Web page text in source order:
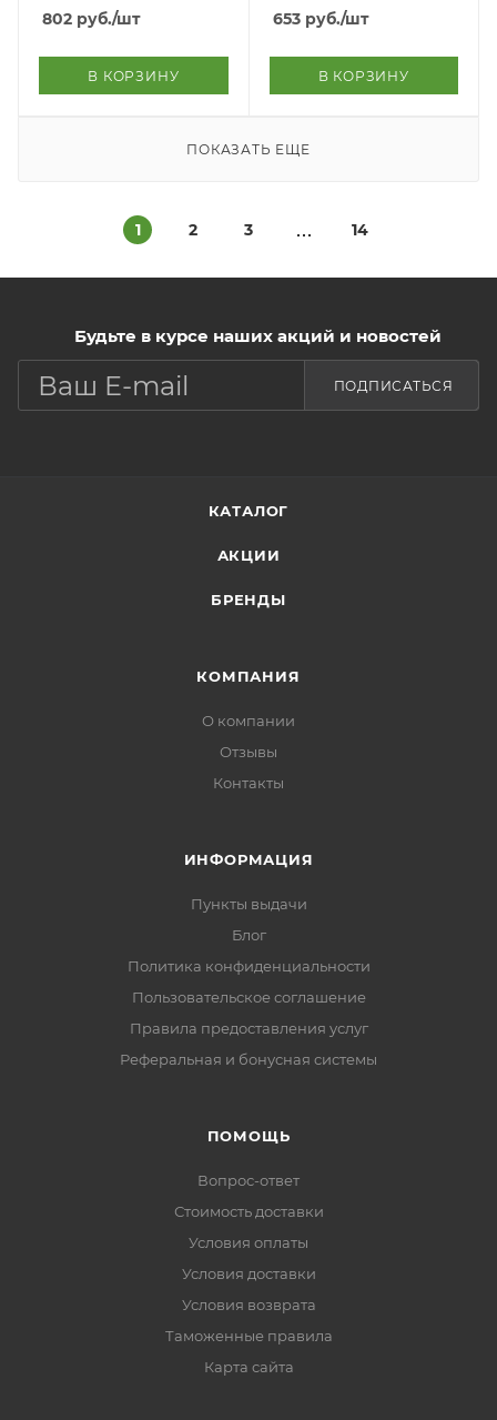
802 руб./шт
В КОРЗИНУ
653руб./шт
В КОРЗИНУ
ПОКАЗАТЬ ЕЩЕ
1 2 3 14
Будьте в курсе наших акций и новостей
ПОДПИСАТЬСЯ
КАТАЛОГ
АКЦИИ
БРЕНДЫ
КОМПАНИЯ
О компании
Отзывы
Контакты
ИНФОРМАЦИЯ
Пункты выдачи
Блог
Политика конфиденциальности
Пользовательское соглашение
Правила предоставления услуг
Реферальная и бонусная системы
ПОМОЩЬ
Вопрос-ответ
Стоимость доставки
Условия оплаты
Условия доставки
Условия возврата
Таможенные правила
Карта сайта